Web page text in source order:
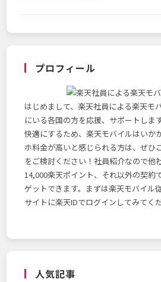
プロフィール
はじめまして、楽天社員による楽天モ
にいる各国の方を応援、サポートしま
快適にするため、楽天モバイルはいか
ホ料金が高いと感じられる方は、ぜひ
をご検討ください！社員紹介なので他
14,000楽天ポイント、それ以外の契約
ゲットできます。まずは楽天モバイル
サイトに楽天IDでログインしてみてくだ
人気記事